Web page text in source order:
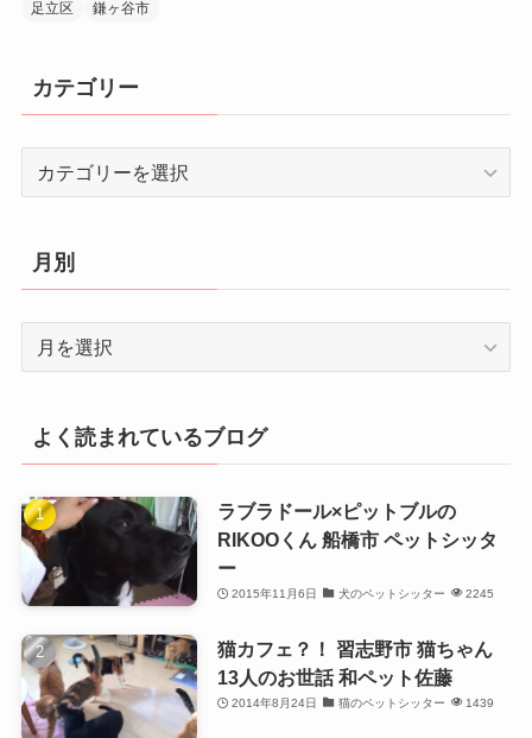
足立区
鎌ヶ谷市
カテゴリー
リ
ー
月別
よく読まれているブログ
ラブラドール×ピットブルの
RIKOOくん 船橋市 ペットシッタ
ー
2015年11月6日 犬のペットシッター 2245
猫カフェ？！ 習志野市 猫ちゃん
13人のお世話 和ペット佐藤
2014年8月24日 猫のペットシッター 1439